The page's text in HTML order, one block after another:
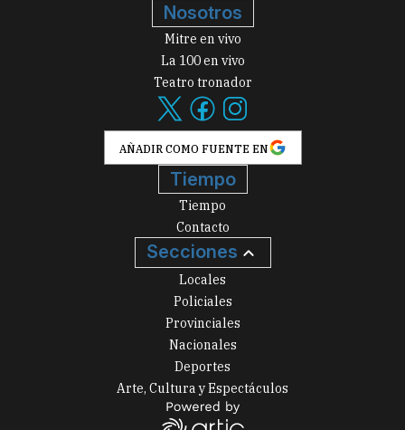
Nosotros
Mitre en vivo
La 100 en vivo
Teatro tronador
AÑADIR COMO FUENTE EN
Tiempo
Tiempo
Contacto
Secciones
Locales
Policiales
Provinciales
Nacionales
Deportes
Arte, Cultura y Espectáculos